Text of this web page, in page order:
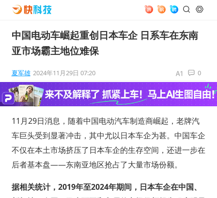
中国电动车崛起重创日本车企 日系车在东南
亚市场霸主地位难保
夏军雄 2024年11月29日 07:20 0
11月29日消息，随着中国电动汽车制造商崛起，老牌汽
车巨头受到显著冲击，其中尤以日本车企为甚。中国车企
不仅在本土市场挤压了日本车企的生存空间，还进一步在
后者基本盘——东南亚地区抢占了大量市场份额。
据相关统计，2019年至2024年期间，日本车企在中国、